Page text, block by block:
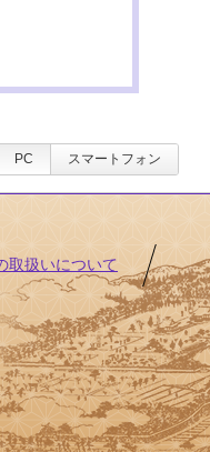
PC スマートフォン
取扱いについて